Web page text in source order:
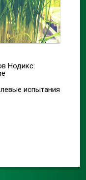
Нодикс:
испытания